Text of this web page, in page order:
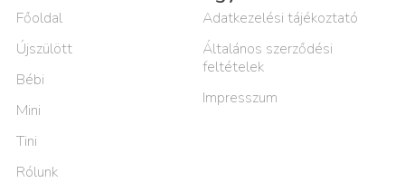
Főoldal
Újszülött
Bébi
Mini
Tini
Rólunk
Adatkezelési tájékoztató
Általános szerződési
feltételek
Impresszum